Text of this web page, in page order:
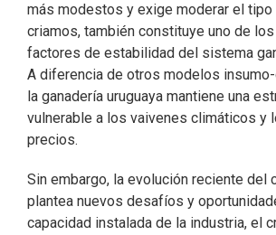
más modestos y exige moderar el tipo
criamos, también constituye uno de
factores de estabilidad del sistema
A diferencia de otros modelos
la ganadería uruguaya mantiene una
vulnerable a los vaivenes climáticos y
precios.
Sin embargo, la evolución reciente del
plantea nuevos desafíos y
capacidad instalada de la industria, el